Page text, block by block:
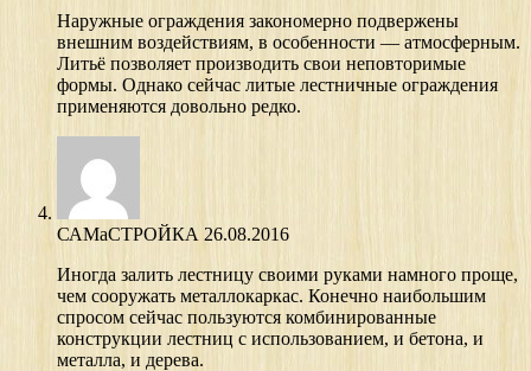
Наружные ограждения закономерно подвержены
внешним воздействиям, в особенности — атмосферным.
Литьё позволяет производить свои неповторимые
формы. Однако сейчас литые лестничные ограждения
применяются довольно редко.
САМаСТРОЙКА 26.08.2016
Иногда залить лестницу своими руками намного проще,
чем сооружать металлокаркас. Конечно наибольшим
спросом сейчас пользуются комбинированные
конструкции лестниц с использованием, и бетона, и
металла, и дерева.